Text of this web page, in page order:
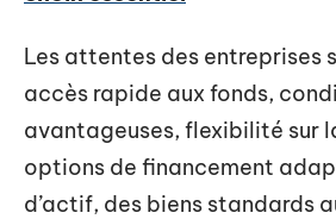
Les attentes des entreprises
accès rapide aux fonds,
avantageuses, flexibilité sur
options de financement
d’actif, des biens standards